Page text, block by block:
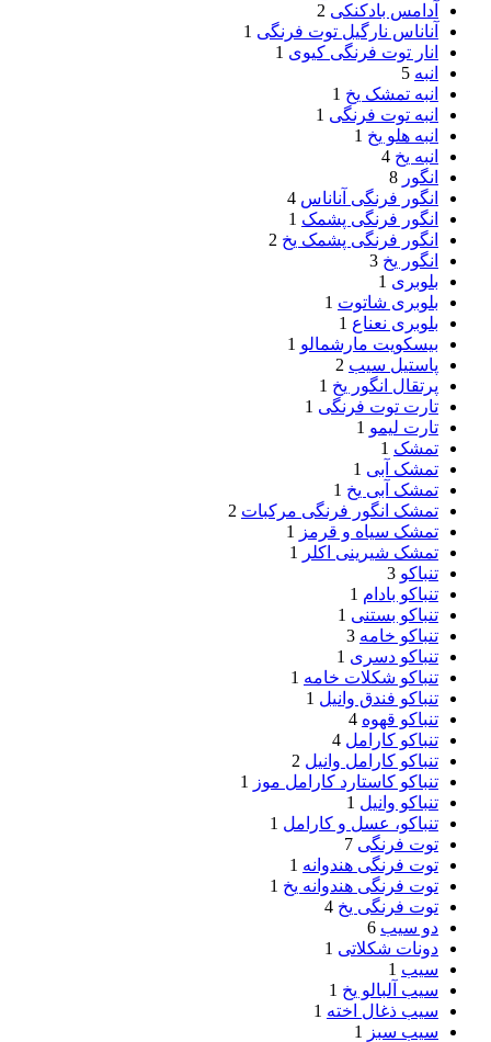
آدامس بادکنکی 2
آناناس نارگیل توت فرنگی 1
انار توت فرنگی کیوی 1
انبه 5
انبه تمشک یخ 1
انبه توت فرنگی 1
انبه هلو یخ 1
انبه یخ 4
انگور 8
انگور فرنگی آناناس 4
انگور فرنگی پشمک 1
انگور فرنگی پشمک یخ 2
انگور یخ 3
بلوبری 1
بلوبری شاتوت 1
بلوبری نعناع 1
بیسکویت مارشمالو 1
پاستیل سیب 2
پرتقال انگور یخ 1
تارت توت فرنگی 1
تارت لیمو 1
تمشک 1
تمشک آبی 1
تمشک آبی یخ 1
تمشک انگور فرنگی مرکبات 2
تمشک سیاه و قرمز
1
تمشک شیرینی اکلر
1
تنباکو 3
تنباکو بادام 1
تنباکو بستنی 1
تنباکو خامه 3
تنباکو دسری 1
تنباکو شکلات خامه 1
تنباکو فندق وانیل 1
تنباکو قهوه 4
تنباکو کارامل 4
تنباکو کارامل وانیل 2
تنباکو کاستارد کارامل موز
1
تنباکو وانیل 1
تنباکو، عسل و کارامل 1
توت فرنگی 7
توت فرنگی هندوانه 1
توت فرنگی هندوانه یخ 1
توت فرنگی یخ 4
دو سیب 6
دونات شکلاتی 1
سیب 1
سیب آلبالو یخ 1
سیب ذغال اخته 1
سیب سبز
1